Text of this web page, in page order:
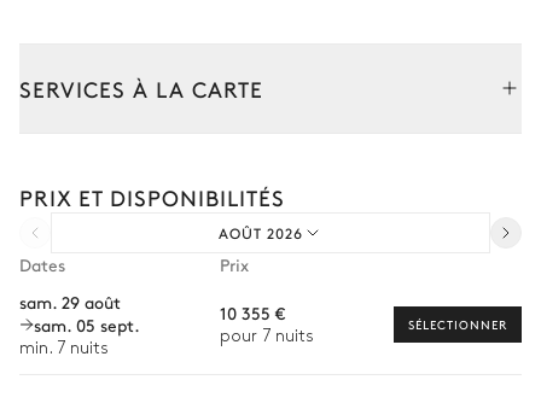
Barbecue
Mediterranéen
SERVICES À LA CARTE
Transfert à l'arrivée et au départ
Courses livrées avant l'arrivée
Chef à domicile
PRIX ET DISPONIBILITÉS
AOÛT 2026
Dates
Prix
sam. 29 août
sam. 05 sept.
min. 7 nuits
10 355 €
pour 7 nuits
SÉLECTIONNER